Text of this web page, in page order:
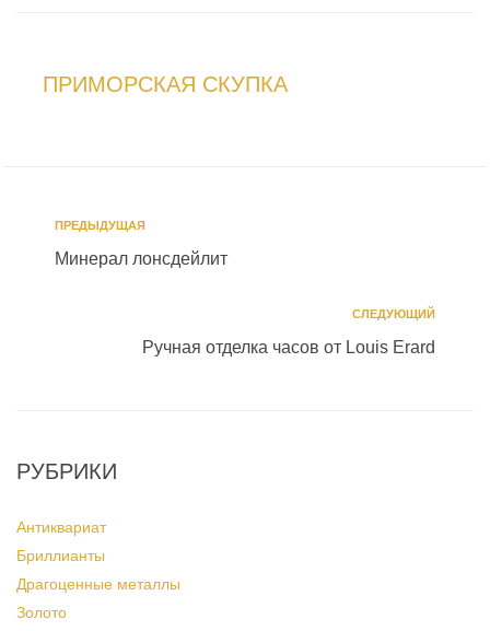
ПРИМОРСКАЯ СКУПКА
ПРЕДЫДУЩАЯ
Минepaл лонсдейлит
СЛЕДУЮЩИЙ
Ручная отделка часов от Louis Erard
РУБРИКИ
Антиквариат
Бриллианты
Драгоценные металлы
Золото